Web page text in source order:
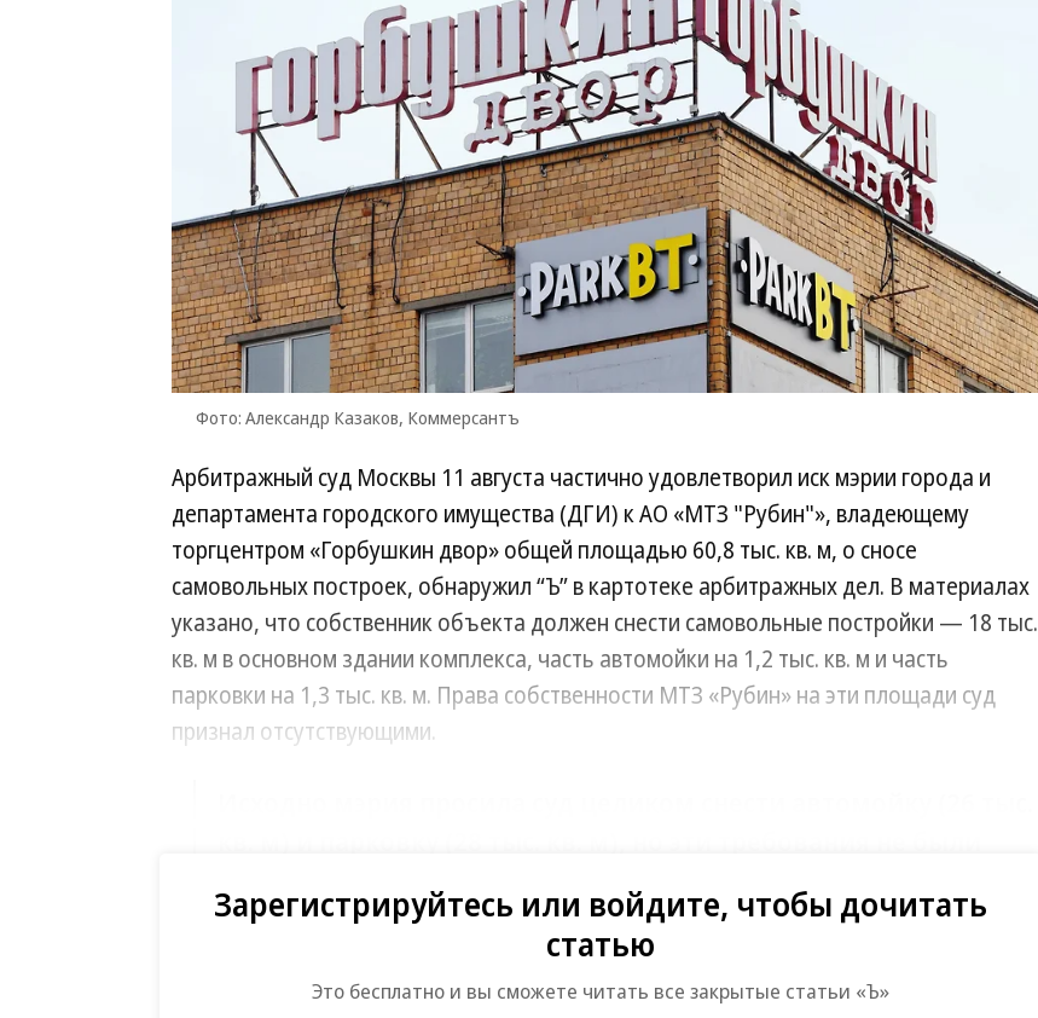
Фото: Александр Казаков, Коммерсантъ
Арбитражный суд Москвы 11 августа частично удовлетворил иск мэрии города и
департамента городского имущества (ДГИ) к АО «МТЗ "Рубин"», владеющему
торгцентром «Горбушкин двор» общей площадью 60,8 тыс. кв. м, о сносе
самовольных построек, обнаружил “Ъ” в картотеке арбитражных дел. В материалах
указано, что собственник объекта должен снести самовольные постройки — 18 тыс.
кв. м в основном здании комплекса, часть автомойки на 1,2 тыс. кв. м и часть
парковки на 1,3 тыс. кв. м. Права собственности МТЗ «Рубин» на эти площади суд
признал отсутствующими.
В ДГИ сообщили “Ъ”, что рассматривают возможность обжаловать это решение. В
мэрии Москвы и «Горбушкином дворе» на запрос “Ъ” не ответили.
Зарегистрируйтесь или войдите, чтобы дочитать
статью
Это бесплатно и вы сможете читать все закрытые статьи «Ъ»